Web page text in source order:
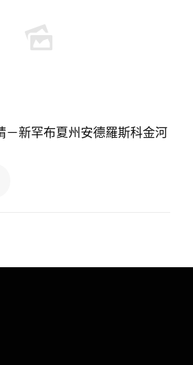
－新罕布夏州安德羅斯科金河